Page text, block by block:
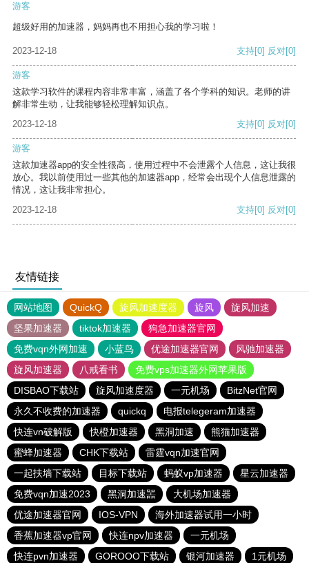
游客
超级好用的加速器，妈妈再也不用担心我的学习啦！
2023-12-18 支持[0] 反对[0]
游客
这款学习软件的课程内容非常丰富，涵盖了各个学科的知识。老师的讲
解非常生动，让我能够轻松理解知识点。
2023-12-18
支持[0] 反对[0]
游客
这款加速器app的安全性很高，使用过程中不会泄露个人信息，这让我很
放心。我以前使用过一些其他的加速器app，经常会出现个人信息泄露的
情况，这让我非常担心。
2023-12-18
支持[0] 反对[0]
友情链接
网站地图 QuickQ 旋风加速度器 旋风
旋风加速
坚果加速器
tiktok加速器
狗急加速器官网
免费vqn外网加速
小蓝鸟 优途加速器官网
风驰加速器
旋风加速器
八戒看书
免费vps加速器外网苹果版
DISBAO下载站
旋风加速度器 一元机场
BitzNet官网
永久不收费的加速器
quickq
电报telegeram加速器
快连vn破解版
快橙加速器 黑洞加速
熊猫加速器
蜜蜂加速器
CHK下载站
雷霆vqn加速官网
一起扶墙下载站
目标下载站 蚂蚁vp加速器
星云加速器
免费vqn加速2023
黑洞加速噐
大机场加速器
优途加速器官网
IOS-VPN
海外加速器试用一小时
香蕉加速器vp官网
快连npv加速器
一元机场
快连pvn加速器
GOROOO下载站 银河加速器 1元机场